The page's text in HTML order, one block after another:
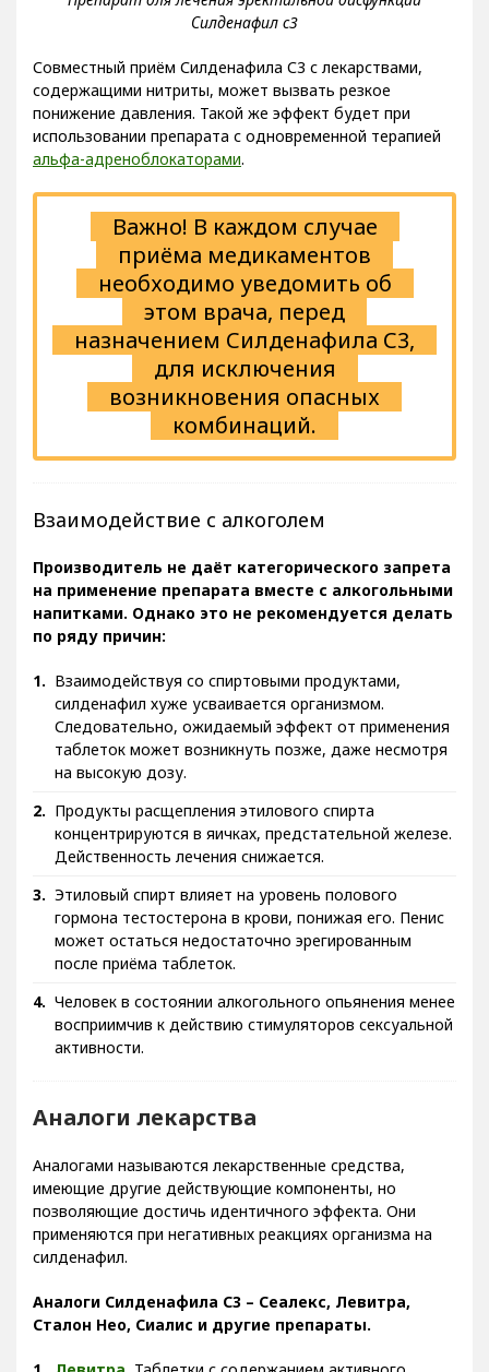
Совместный приём Силденафила С3 с лекарствами,
содержащими нитриты, может вызвать резкое
понижение давления. Такой же эффект будет при
использовании препарата с одновременной терапией
альфа-адреноблокаторами
Важно! В каждом случае
приёма медикаментов
необходимо уведомить об
этом врача, перед
назначением Силденафила С3,
для исключения
возникновения опасных
комбинаций.
Взаимодействие с алкоголем
Производитель не даёт категорического запрета
на применение препарата вместе с алкогольными
напитками. Однако это не рекомендуется делать
по ряду причин:
Взаимодействуя со спиртовыми продуктами,
силденафил хуже усваивается организмом.
Следовательно, ожидаемый эффект от применения
таблеток может возникнуть позже, даже несмотря
на высокую дозу.
Продукты расщепления этилового спирта
концентрируются в яичках, предстательной железе.
Действенность лечения снижается.
Этиловый спирт влияет на уровень полового
гормона тестостерона в крови, понижая его. Пенис
может остаться недостаточно эрегированным
после приёма таблеток.
Человек в состоянии алкогольного опьянения менее
восприимчив к действию стимуляторов сексуальной
Аналоги лекарства
Аналогами называются лекарственные средства,
имеющие другие действующие компоненты, но
позволяющие достичь идентичного эффекта. Они
применяются при негативных реакциях организма на
силденафил.
Аналоги Силденафила С3 – Сеалекс, Левитра,
Сталон Нео, Сиалис и другие препараты.